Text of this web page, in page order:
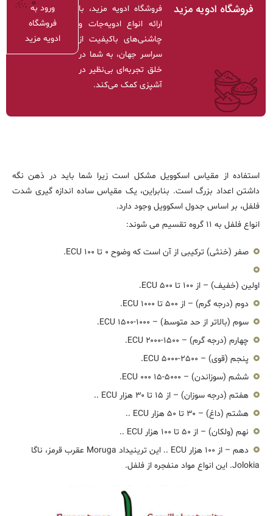
فروشگاه ادویه مزید
فروشگاه ادویه مزید، با
ارائه انواع ادویه‌جات و
چاشنی‌های باکیفیت از
سراسر جهان، به شما در
خلق تجربه‌ای بی‌نظیر در
آشپزی کمک می‌کند.
ورود به
فروشگاه
ادویه مزید
استفاده از مقیاس اسکوویل مشکل است زیرا شما باید در ذهن نگه
داشتن اعداد بزرگ است. بنابراین، یک مقیاس ساده اندازه گیری شدت
فلفل، بر اساس جدول اسکوویل وجود دارد.
انواع فلفل به ۱۱ گروه تقسیم می شوند:
صفر (خنثی) ترکیبی از آن است که وضوح ۰ تا ۱۰۰ ECU.
اولین (خفیف) – از ۱۰۰ تا ۵۰۰ ECU.
دوم (درجه گرم) – از ۵۰۰ تا ۱۰۰۰ ECU.
سوم (بالاتر از حد متوسط) – ۱۰۰۰-۱۵۰۰ ECU.
چهارم (درجه گرم) – ۱۵۰۰-۲۰۰۰ ECU.
پنجم (قوی) – ۲۵۰۰-۵۰۰۰ ECU.
ششم (سوزاندن) – ۵۰۰۰-۱۵ ۰۰۰ ECU.
هفتم (درجه سوزان) – از ۱۵ تا ۳۰ هزار ECU ..
هشتم (داغ) – ۳۰ تا ۵۰ هزار ECU ..
نهم (ولکان) – از ۵۰ تا ۱۰۰ هزار ECU ..
دهم – از ۱۰۰ هزار ECU .. این ترینیداد Moruga عقرب قرمز، ناگا
Jolokia. این انواع مواد منفجره از فلفل.